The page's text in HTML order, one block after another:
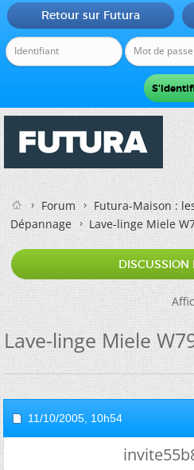
Retour sur Futura
Forum
Futura-Maison :
Dépannage
Lave-linge Miele
DISCUSSION
Lave-linge Miele
11/10/2005, 10h54